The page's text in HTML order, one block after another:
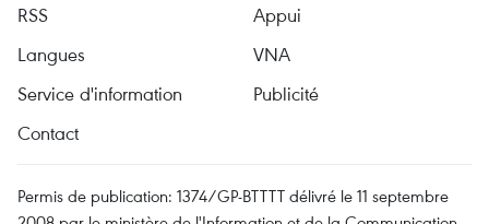
RSS
Appui
Langues
VNA
Service d'information
Publicité
Contact
Permis de publication: 1374/GP-BTTTT délivré le 11 septembre